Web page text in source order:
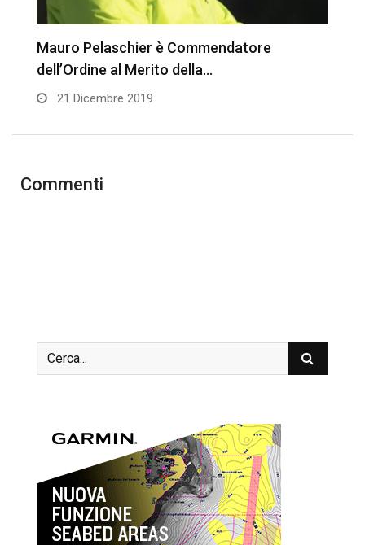
Mauro Pelaschier è Commendatore
dell’Ordine al Merito della…
21 Dicembre 2019
Commenti